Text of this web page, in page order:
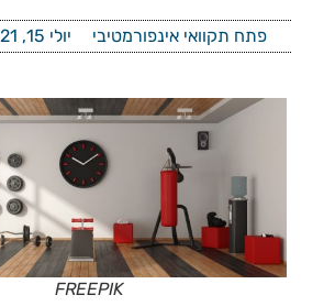
פתח תקוואי אינפורמטיבי יולי 15, 2021
FREEPIK